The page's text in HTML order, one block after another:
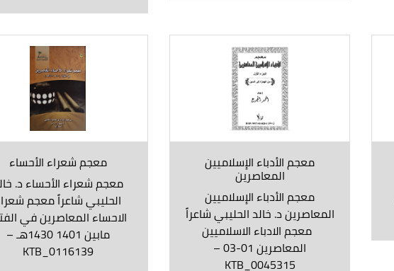
معجم الأدباء الإسلاميين
المعاصرين
معجم الأدباء الإسلاميين
المعاصرين د. خالد الحليبي شاعراً
معجم الادباء الاسلاميين
المعاصرين 01-03 –
KTB_0045315
معجم شعراء الأحساء
معجم شعراء الأحساء د.
الحليبي شاعراً معجم
الاحساء المعاصرين في
مابين 1401 1430هـ –
KTB_0116139